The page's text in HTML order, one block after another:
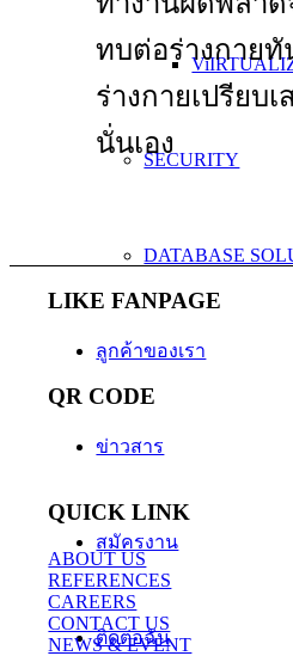
SECURITY
DATABASE
ลูกค้าของเรา
ข่าวสาร
สมัครงาน
ติดต่อฉัน
ทบต่อร่างกาย
ร่างกายเปรียบ
นั่นเอง
LIKE FANPAGE
QR CODE
QUICK LINK
ABOUT US
REFERENCES
CAREERS
CONTACT US
NEWS & EVENT